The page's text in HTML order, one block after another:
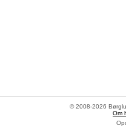
© 2008-2026
Om